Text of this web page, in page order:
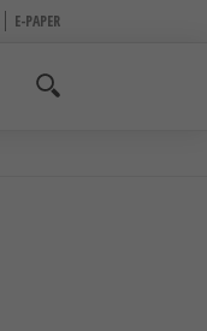
E-PAPER